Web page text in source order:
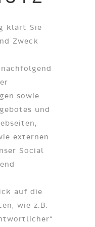
klärt Sie
Zweck
sowie
und
externen
Social
auf die
wie z.B.